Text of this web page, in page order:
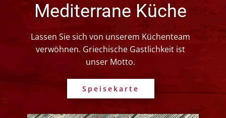
Mediterrane Küche
Lassen Sie sich von unserem Küchenteam
verwöhnen. Griechische Gastlichkeit ist
unser Motto.
Speisekarte